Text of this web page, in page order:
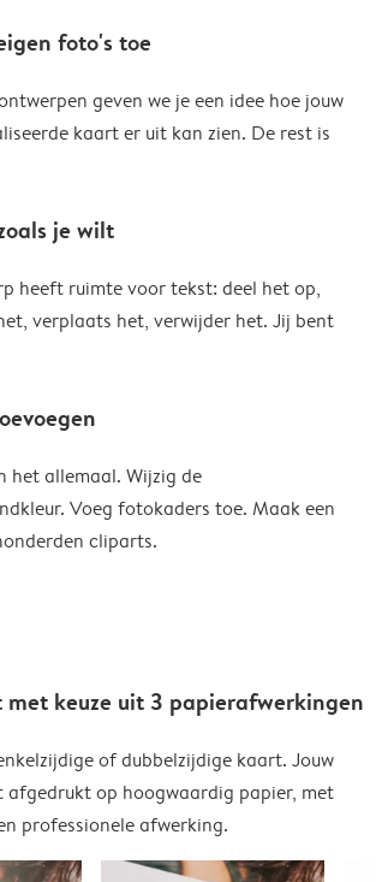
foto's toe
geven we je een idee hoe jouw
kaart er uit kan zien. De rest is
je wilt
heeft ruimte voor tekst: deel het op,
verplaats het, verwijder het. Jij bent
het allemaal. Wijzig de
Voeg fotokaders toe. Maak een
cliparts.
met keuze uit 3 papierafwerkingen
of dubbelzijdige kaart. Jouw
afgedrukt op hoogwaardig papier, met
professionele afwerking.